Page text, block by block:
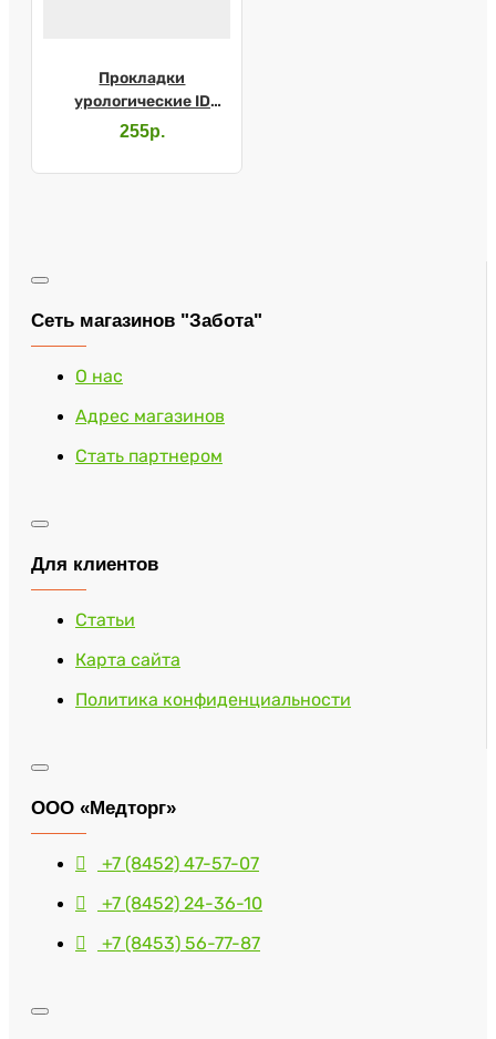
Прокладки
урологические ID
Light Advanced normal
255р.
Сеть магазинов "Забота"
О нас
Адрес магазинов
Стать партнером
Для клиентов
Статьи
Карта сайта
Политика конфиденциальности
ООО «Медторг»
+7 (8452) 47-57-07
+7 (8452) 24-36-10
+7 (8453) 56-77-87